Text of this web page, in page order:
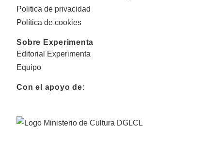
Politica de privacidad
Política de cookies
Sobre Experimenta
Editorial Experimenta
Equipo
Con el apoyo de: